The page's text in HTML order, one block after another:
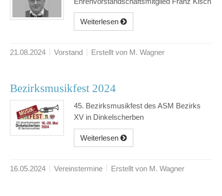
Weiterlesen
21.08.2024 Vorstand Erstellt von M. Wagner
Bezirksmusikfest 2024
45. Bezirksmusikfest des ASM Bezirks
XV in Dinkelscherben
Weiterlesen
16.05.2024 Vereinstermine Erstellt von M. Wagner